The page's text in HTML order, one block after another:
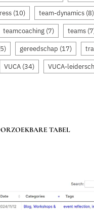
(10) team-dynamics (8)
teamcoaching (7) teams
gereedschap (17)
VUCA (34) VUCA-
TABEL